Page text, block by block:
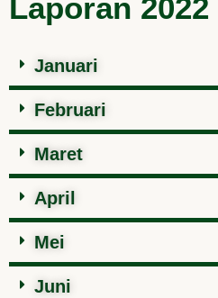
Laporan 2022
Januari
Februari
Maret
April
Mei
Juni